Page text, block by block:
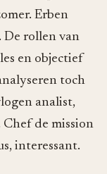
Erben
De rollen van
en objectief
toch
analist,
Chef de mission
interessant.